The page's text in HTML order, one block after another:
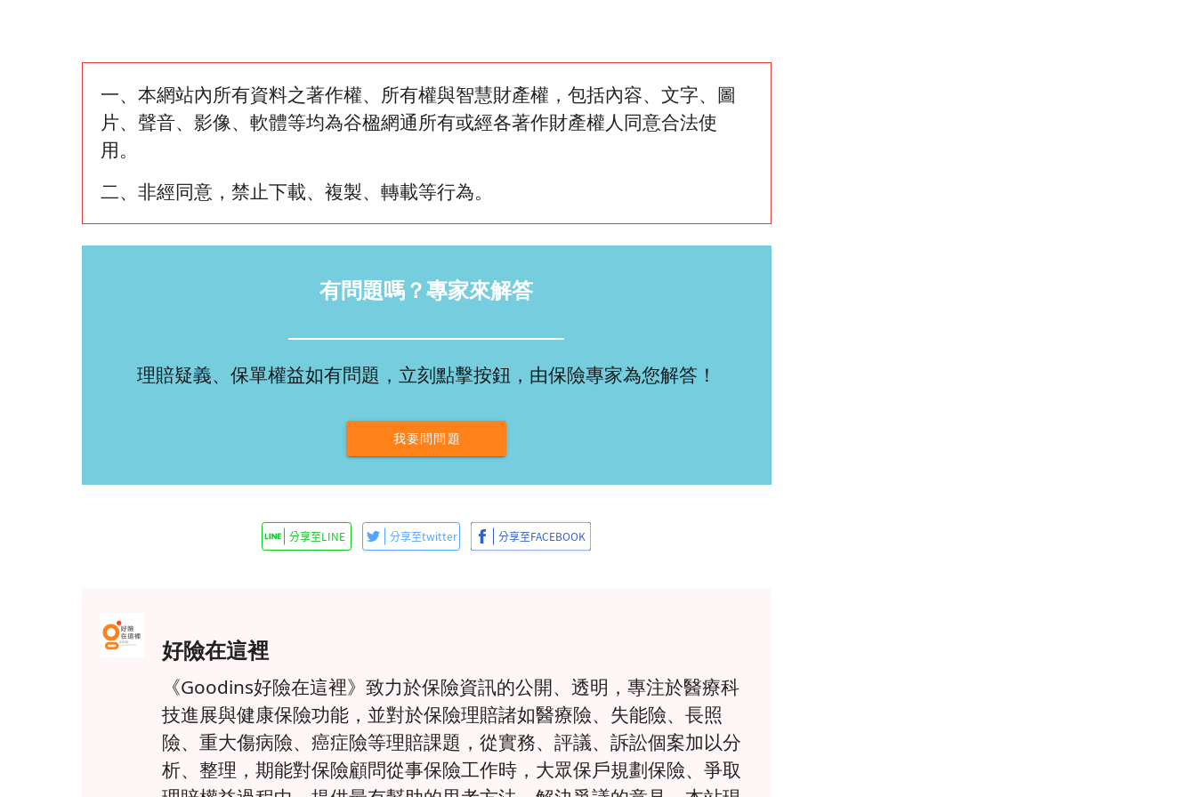
一、本網站內所有資料之著作權、所有權與智慧財產權，包括內容、文字、圖
片、聲音、影像、軟體等均為谷楹網通所有或經各著作財產權人同意合法使
用。
二、非經同意，禁止下載、複製、轉載等行為。
有問題嗎？專家來解答
理賠疑義、保單權益如有問題，立刻點擊按鈕，由保險專家為您解答！
我要問問題
好險在這裡
《Goodins好險在這裡》致力於保險資訊的公開、透明，專注於醫療科
技進展與健康保險功能，並對於保險理賠諸如醫療險、失能險、長照
險、重大傷病險、癌症險等理賠課題，從實務、評議、訴訟個案加以分
析、整理，期能對保險顧問從事保險工作時，大眾保戶規劃保險、爭取